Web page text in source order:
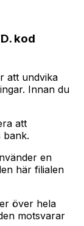
kod
att undvika
Innan du
att
bank.
en
här filialen
över hela
motsvarar